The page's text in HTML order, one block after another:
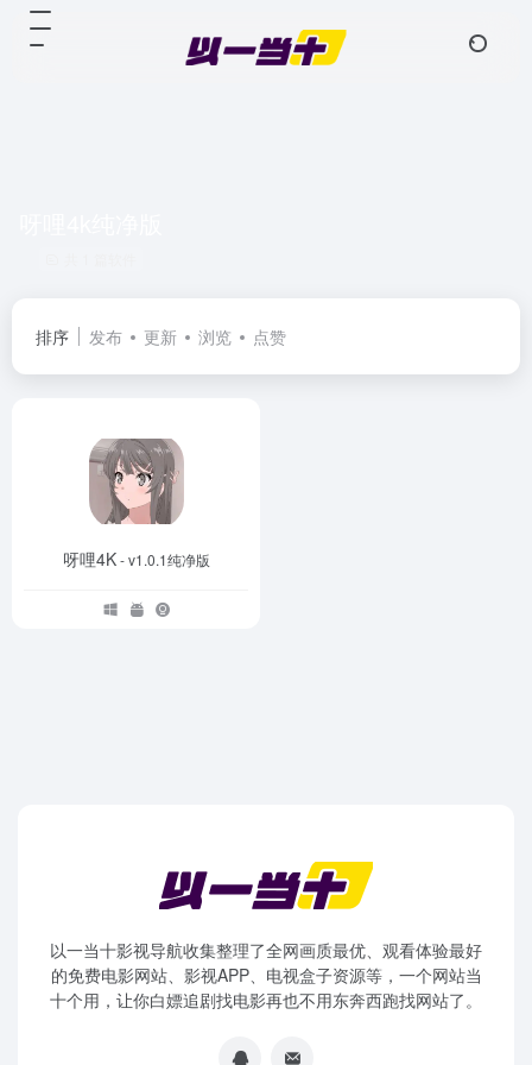
排序 发布 更新 浏览 点赞
呀哩4K- v1.0.1纯净版
以一当十影视导航收集整理了全网画质最优、观看体验最好
的免费电影网站、影视APP、电视盒子资源等，一个网站当
十个用，让你白嫖追剧找电影再也不用东奔西跑找网站了。